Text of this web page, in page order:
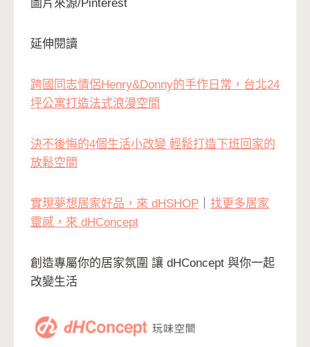
圖片來源/Pinterest
延伸閱讀
跨國同志情侶Henry&Donny的手作日常，台北24
坪公寓打造法式浪漫空間
決不後悔的4個生活小改變 輕鬆打造下班回家的
放鬆空間
實現夢想居家好品，來 dHSHOP
找更多居家
靈感，來 dHConcept
創造專屬你的居家氛圍 讓 dHConcept 與你一起
改變生活